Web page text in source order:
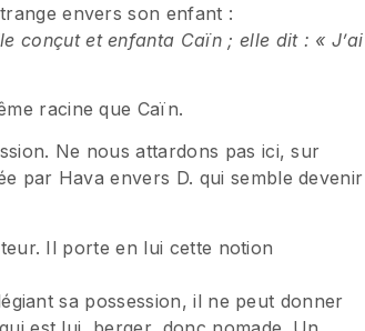
envers son enfant :
conçut et enfanta Caïn ; elle dit : « J’ai
racine que Caïn.
Ne nous attardons pas ici, sur
par Hava envers D. qui semble devenir
Il porte en lui cette notion
sa possession, il ne peut donner